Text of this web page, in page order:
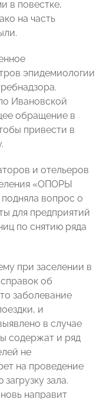
в повестке,
на часть
эпидемиологии
Ивановской
обращение в
привести в
и отельеров
«ОПОРЫ
вопрос о
для предприятий
по снятию ряда
при заселении в
об
заболевание
и
в случае
содержат и ряд
не
на проведение
зала.
направит